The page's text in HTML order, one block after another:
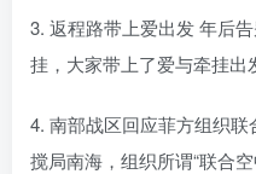
3. 返程路带上爱出发 年后
挂，大家带上了爱与牵挂出
4. 南部战区回应菲方组织
搅局南海，组织所谓“联合